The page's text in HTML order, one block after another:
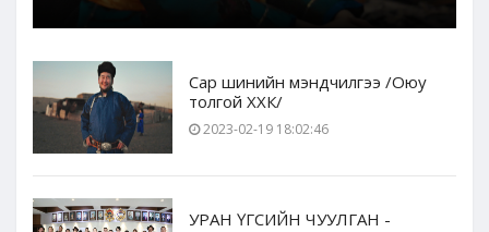
Сар шинийн мэндчилгээ /Оюу
толгой ХХК/
2023-02-19 18:02:46
УРАН ҮГСИЙН ЧУУЛГАН -